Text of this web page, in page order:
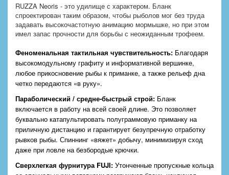
RUZZA Neoris - это удилище с характером. Бланк
спроектирован таким образом, чтобы рыболов мог без труда
задавать высокочастотную анимацию мормышке, но при этом
имел запас прочности для борьбы с неожиданным трофеем.
Феноменальная тактильная чувствительность: Благодаря
высокомодульному графиту и информативной вершинке,
любое прикосновение рыбы к приманке, а также рельеф дна
четко передаются «в руку».
Параболический / средне-быстрый строй: Бланк
включается в работу на всей своей длине. Это позволяет
буквально катапультировать полуграммовую приманку на
приличную дистанцию и гарантирует безупречную отработку
рывков рыбы. Спиннинг «вяжет» добычу, минимизируя сход
даже при ловле на безбородые крючки.
Сверхлегкая фурнитура FUJI: Утонченные пропускные кольца